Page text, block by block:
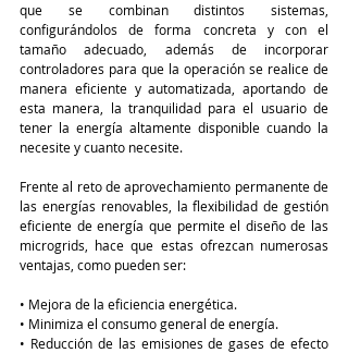
que se combinan distintos sistemas,
configurándolos de forma concreta y con el
tamaño adecuado, además de incorporar
controladores para que la operación se realice de
manera eficiente y automatizada, aportando de
esta manera, la tranquilidad para el usuario de
tener la energía altamente disponible cuando la
necesite y cuanto necesite.
Frente al reto de aprovechamiento permanente de
las energías renovables, la flexibilidad de gestión
eficiente de energía que permite el diseño de las
microgrids, hace que estas ofrezcan numerosas
ventajas, como pueden ser:
• Mejora de la eficiencia energética.
• Minimiza el consumo general de energía.
• Reducción de las emisiones de gases de efecto